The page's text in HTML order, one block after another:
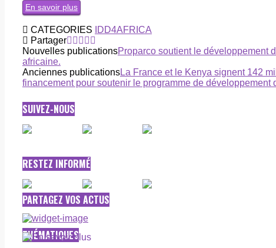
En savoir plus
CATEGORIES
IDD4AFRICA
Partager
Nouvelles publicationsProparco soutient le développement
africaine.
Anciennes publicationsLa France et le Kenya signent 142
financement pour soutenir le programme de développement
SUIVEZ-NOUS
RESTEZ INFORMÉ
PARTAGEZ VOS ACTUS
THÉMATIQUES